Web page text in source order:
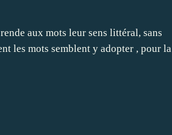
aux mots leur sens littéral, sans
les mots semblent y adopter , pour la